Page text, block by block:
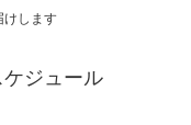
けします
ジュール